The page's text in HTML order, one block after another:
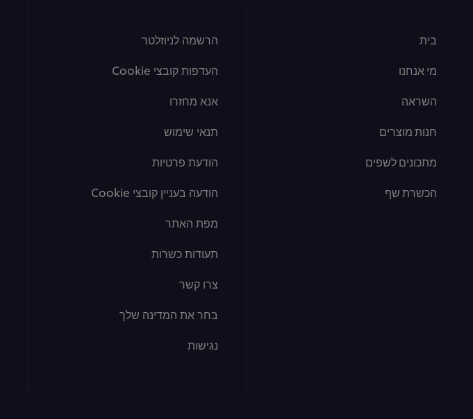
בית
מי אנחנו
השראה
חנות מוצרים
מתכונים לשפים
הכשרת שף
הרשמה לניוזלטר
העדפות קובצי Cookie
אנא מחזרו
תנאי שימוש
הודעת פרטיות
הודעה בעניין קובצי Cookie
מפת האתר
תעודות כשרות
צרו קשר
בחר את המדינה שלך
נגישות